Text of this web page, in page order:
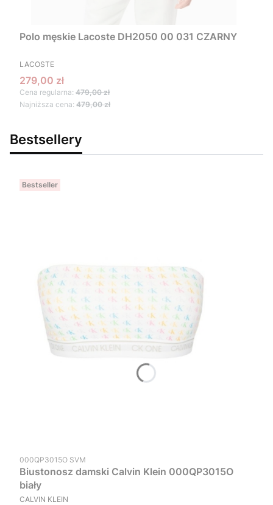
Polo męskie Lacoste DH2050 00 031 CZARNY
PRODUCENT
LACOSTE
Cena promocyjna
279,00 zł
Cena regularna: 479,00 zł
Najniższa cena: 479,00 zł
Bestsellery
Bestseller
Kod produktu
000QP3015O SVM
Biustonosz damski Calvin Klein 000QP3015O
biały
PRODUCENT
CALVIN KLEIN